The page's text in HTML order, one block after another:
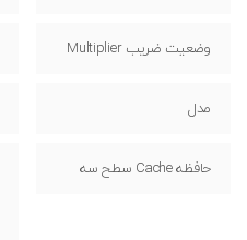
وضعیت ضریب Multiplier
مدل
حافظه Cache سطح سه